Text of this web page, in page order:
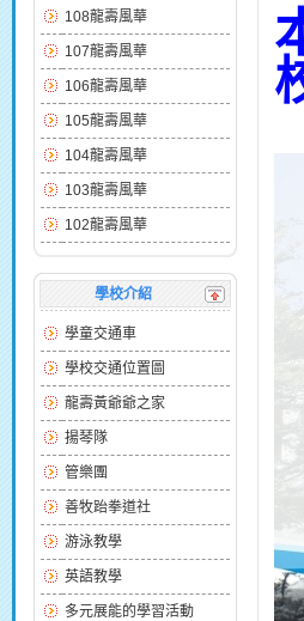
108龍壽風華
107龍壽風華
106龍壽風華
105龍壽風華
104龍壽風華
103龍壽風華
102龍壽風華
學校介紹
學童交通車
學校交通位置圖
龍壽黃爺爺之家
揚琴隊
管樂團
善牧跆拳道社
游泳教學
英語教學
多元展能的學習活動